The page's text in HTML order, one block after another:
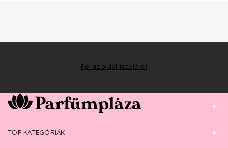
Fel az oldal tetejére!
TOP KATEGÓRIÁK